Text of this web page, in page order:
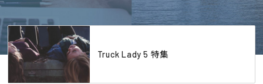
Truck Lady 5 特集